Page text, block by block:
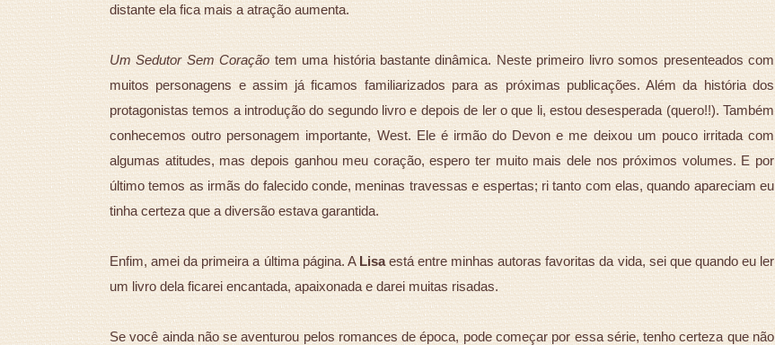
distante ela fica mais a atração aumenta.
Um Sedutor Sem Coraçãotem uma história bastante dinâmica. Neste primeiro livro somos presenteados com
muitos personagens e assim já ficamos familiarizados para as próximas publicações. Além da história dos
protagonistas temos a introdução do segundo livro e depois de ler o que li, estou desesperada (quero!!). Também
conhecemos outro personagem importante, West. Ele é irmão do Devon e me deixou um pouco irritada com
algumas atitudes, mas depois ganhou meu coração, espero ter muito mais dele nos próximos volumes. E por
último temos as irmãs do falecido conde, meninas travessas e espertas; ri tanto com elas, quando apareciam eu
tinha certeza que a diversão estava garantida.
Enfim, amei da primeira a última página. ALisaestá entre minhas autoras favoritas da vida, sei que quando eu ler
um livro dela ficarei encantada, apaixonada e darei muitas risadas.
Se você ainda não se aventurou pelos romances de época, pode começar por essa série, tenho certeza que não